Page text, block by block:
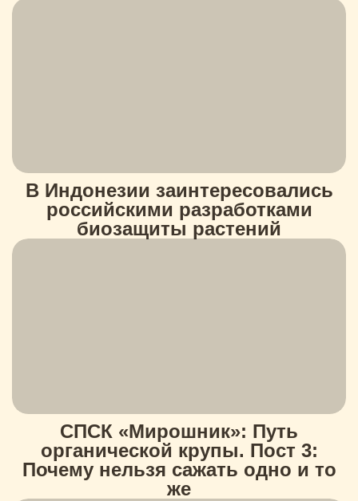
В Индонезии заинтересовались
российскими разработками
биозащиты растений
СПСК «Мирошник»: Путь
органической крупы. Пост 3:
Почему нельзя сажать одно и то
же